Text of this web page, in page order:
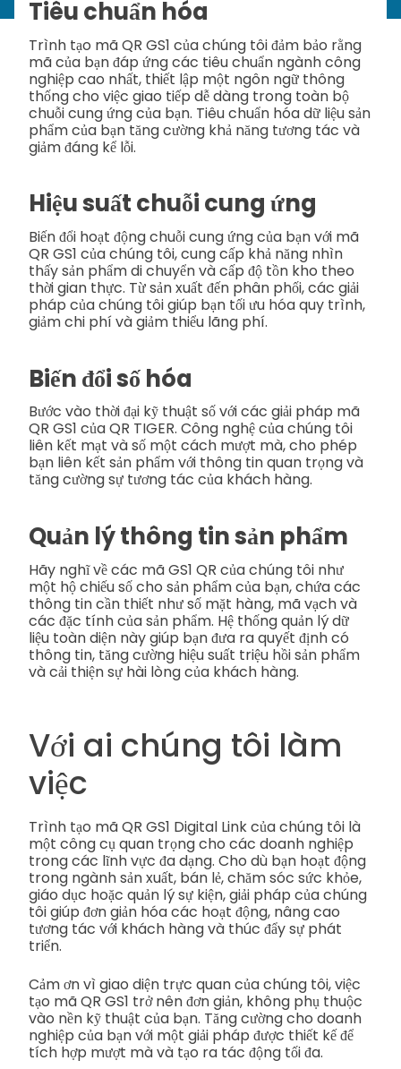
Tiêu chuẩn hóa
Trình tạo mã QR GS1 của chúng tôi đảm bảo rằng
mã của bạn đáp ứng các tiêu chuẩn ngành công
nghiệp cao nhất, thiết lập một ngôn ngữ thông
thống cho việc giao tiếp dễ dàng trong toàn bộ
chuỗi cung ứng của bạn. Tiêu chuẩn hóa dữ liệu sản
phẩm của bạn tăng cường khả năng tương tác và
giảm đáng kể lỗi.
Hiệu suất chuỗi cung ứng
Biến đổi hoạt động chuỗi cung ứng của bạn với mã
QR GS1 của chúng tôi, cung cấp khả năng nhìn
thấy sản phẩm di chuyển và cấp độ tồn kho theo
thời gian thực. Từ sản xuất đến phân phối, các giải
pháp của chúng tôi giúp bạn tối ưu hóa quy trình,
giảm chi phí và giảm thiểu lãng phí.
Biến đổi số hóa
Bước vào thời đại kỹ thuật số với các giải pháp mã
QR GS1 của QR TIGER. Công nghệ của chúng tôi
liên kết mạt và số một cách mượt mà, cho phép
bạn liên kết sản phẩm với thông tin quan trọng và
tăng cường sự tương tác của khách hàng.
Quản lý thông tin sản phẩm
Hãy nghĩ về các mã GS1 QR của chúng tôi như
một hộ chiếu số cho sản phẩm của bạn, chứa các
thông tin cần thiết như số mặt hàng, mã vạch và
các đặc tính của sản phẩm. Hệ thống quản lý dữ
liệu toàn diện này giúp bạn đưa ra quyết định có
thông tin, tăng cường hiệu suất triệu hồi sản phẩm
và cải thiện sự hài lòng của khách hàng.
Với ai chúng tôi làm
việc
Trình tạo mã QR GS1 Digital Link của chúng tôi là
một công cụ quan trọng cho các doanh nghiệp
trong các lĩnh vực đa dạng. Cho dù bạn hoạt động
trong ngành sản xuất, bán lẻ, chăm sóc sức khỏe,
giáo dục hoặc quản lý sự kiện, giải pháp của chúng
tôi giúp đơn giản hóa các hoạt động, nâng cao
tương tác với khách hàng và thúc đẩy sự phát
triển.
Cảm ơn vì giao diện trực quan của chúng tôi, việc
tạo mã QR GS1 trở nên đơn giản, không phụ thuộc
vào nền kỹ thuật của bạn. Tăng cường cho doanh
nghiệp của bạn với một giải pháp được thiết kế để
tích hợp mượt mà và tạo ra tác động tối đa.